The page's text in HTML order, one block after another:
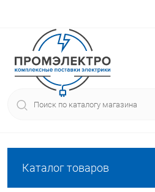
Каталог товаров